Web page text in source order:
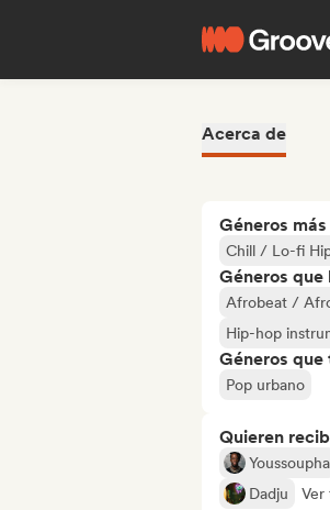
Acerca de
Géneros
Chill / Lo-fi
Géneros que
Afrobeat /
Hip-hop
Géneros
Pop urbano
Quieren
Youssoupha
Dadju
Ver